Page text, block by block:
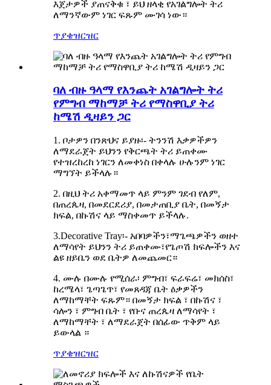
እጀታዎች ያጠናቅቁ ፣ ይህ ዘላቂ የአገልግሎት ትሪ
ለማንኛውም ነገር ፍጹም ሙገሳ ነው።
ጥያቄዝርዝር
ባለ ብዙ ዓላማ የእንጨት አገልግሎት ትሪ
የምግብ ማከማቻ ትሪ የማስዋቢያ ትሪ
ከሜሽ ዲዛይን ጋር
1. ቦታዎን በንጽህና ይያዙ፡- ትንንሽ እቃዎችዎን
ለማደራጀት ይህንን የቅርጫት ትሪ ይጠቀሙ
የተዝረከረከ ነገርን ለመቀነስ በቀላሉ ሁሉንም ነገር
ማግኘት ይችላሉ።
2. በዚህ ትሪ አቀማመጥ ላይ ምንም ገደብ የለም,
በጠረጴዛ, በመደርደሪያ, በመታጠቢያ ቤት, በመኝታ
ክፍል, በኩሽና ላይ ማስቀመጥ ይችላሉ.
3.Decorative Tray፡- አበባዎችን፣ማጌጫዎችን ወዘተ
ለማሳየት ይህንን ትሪ ይጠቀሙ፣የጌጦሽ ክፍሎችን እና
ልዩ ዘይቤን ወደ ቤትዎ ለመጨመር።
4. ሙሉ በሙሉ የሚሰራ፡ ምግብ፣ ፍራፍሬ፣ መክሰስ፣
ከረሜላ፣ ጌጣጌጥ፣ የመጸዳጃ ቤት ዕቃዎችን
ለማከማቸት ፍጹም። በመኝታ ክፍል ፣ በኩሽና ፣
ሳሎን ፣ ምግብ ቤት ፣ የቡና ጠረጴዛ ለማሳየት ፣
ለማከማቸት ፣ ለማደራጀት በሰፊው ጥቅም ላይ
ይውላል ።
ጥያቄዝርዝር